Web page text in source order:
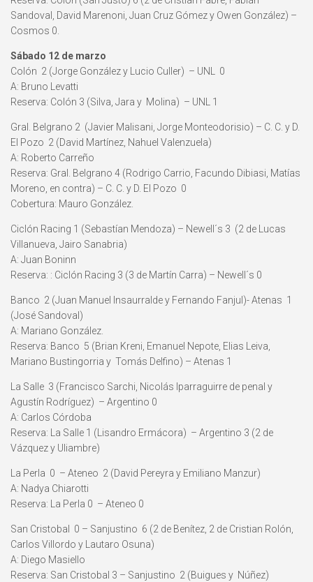
Sandoval, David Marenoni, Juan Cruz Gómez y Owen González) –
Cosmos 0.
Sábado 12 de marzo
Colón 2 (Jorge González y Lucio Culler) – UNL 0
A: Bruno Levatti
Reserva: Colón 3 (Silva, Jara y Molina) – UNL 1
Gral. Belgrano 2 (Javier Malisani, Jorge Monteodorisio) – C. C. y D.
El Pozo 2 (David Martínez, Nahuel Valenzuela)
A: Roberto Carreño
Reserva: Gral. Belgrano 4 (Rodrigo Carrio, Facundo Dibiasi, Matías
Moreno, en contra) – C. C. y D. El Pozo 0
Cobertura: Mauro González.
Ciclón Racing 1 (Sebastían Mendoza) – Newell´s 3 (2 de Lucas
Villanueva, Jairo Sanabria)
A: Juan Boninn
Reserva: : Ciclón Racing 3 (3 de Martín Carra) – Newell´s 0
Banco 2 (Juan Manuel Insaurralde y Fernando Fanjul)- Atenas 1
(José Sandoval)
A: Mariano González.
Reserva: Banco 5 (Brian Kreni, Emanuel Nepote, Elias Leiva,
Mariano Bustingorria y Tomás Delfino) – Atenas 1
La Salle 3 (Francisco Sarchi, Nicolás Iparraguirre de penal y
Agustín Rodríguez) – Argentino 0
A: Carlos Córdoba
Reserva: La Salle 1 (Lisandro Ermácora) – Argentino 3 (2 de
Vázquez y Uliambre)
La Perla 0 – Ateneo 2 (David Pereyra y Emiliano Manzur)
A: Nadya Chiarotti
Reserva: La Perla 0 – Ateneo 0
San Cristobal 0 – Sanjustino 6 (2 de Benítez, 2 de Cristian Rolón,
Carlos Villordo y Lautaro Osuna)
A: Diego Masiello
Reserva: San Cristobal 3 – Sanjustino 2 (Buigues y Núñez)